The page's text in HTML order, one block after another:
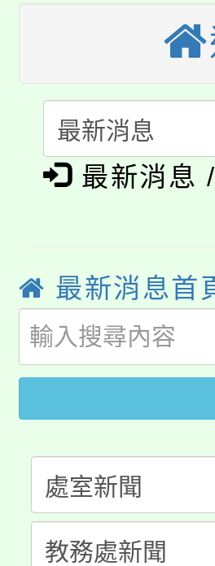
程，歡迎
系所師生報
縣市「校
門員」簡
踴躍報名參
桃園市
「桃園市
展演活動實
115年度「
義教育推展
公告本校
代理(課)教
「2026金
代理(課)教
公告本校
代理(課)教
轉知中國文
《TA101》
心理、諮商
系所師生報
轉知苗栗
縣市「校
門員」簡章
踴躍報名參
桃園市115
要點
「桃園市補
展演活動實
115年度「
義教育推展
最新消息
最新消息首